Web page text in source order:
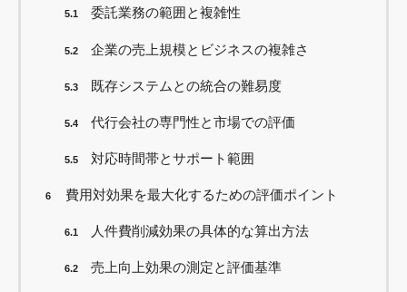
5.1 委託業務の範囲と複雑性
5.2 企業の売上規模とビジネスの複雑さ
5.3 既存システムとの統合の難易度
5.4 代行会社の専門性と市場での評価
5.5 対応時間帯とサポート範囲
6 費用対効果を最大化するための評価ポイント
6.1 人件費削減効果の具体的な算出方法
6.2 売上向上効果の測定と評価基準